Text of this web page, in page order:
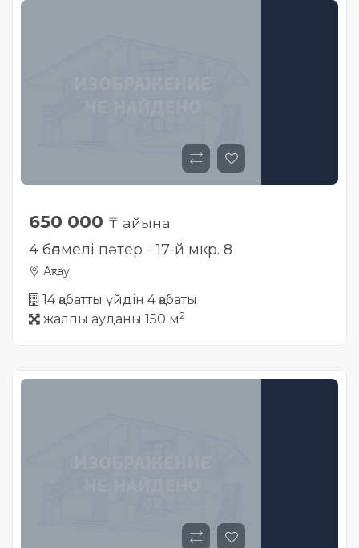
650 000 ₸ айына
4 бөлмелі пәтер - 17-й мкр. 8
Ақтау
14 қабатты үйдін 4 қабаты
жалпы ауданы 150 м2